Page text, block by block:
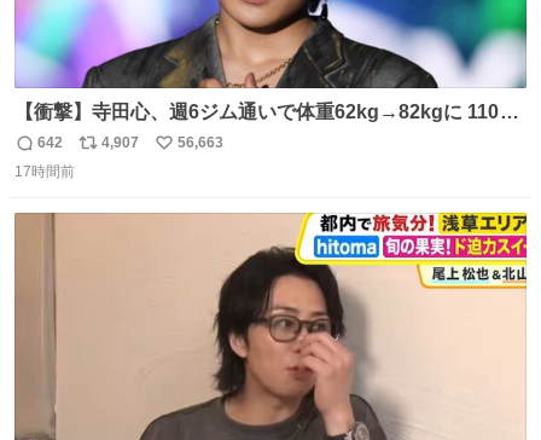
【衝撃】寺田心、週6ジム通いで体重62kg→82kgに 110kg
のベンチプレス持ち上げる姿披露
news.livedoor.com/article/detail… 元々自重のみだった
のためおにぎり10個、ゼリー飲料3～4本、パスタと毎日4
千kcalオーバーの食事を摂取し、増量したという。
返
信
642
リ
4,907
い
56,663
17時間前